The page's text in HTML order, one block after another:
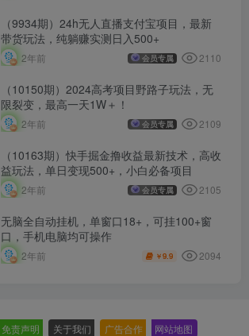
（9934期）24h无人直播支付宝项目，最新
带货玩法，纯躺赚实测日入500+
2年前 会员专属 2110
（10150期）2024高考项目野路子玩法，无
限裂变，最高一天1W＋！
2年前 会员专属 2109
（10163期）快手掘金撸收益最新技术，高收
益玩法，单日变现500+，小白必备项目
2年前 会员专属 2105
无脑全自动挂机，单窗口18+，可挂100+窗
口，手机电脑均可操作
2年前 ￥9.9 2094
免责声明 关于我们 广告合作 网站地图